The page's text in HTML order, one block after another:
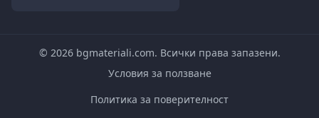
© 2026bgmateriali.com. Всички права запазени.
Условия за ползване
Политика за поверителност